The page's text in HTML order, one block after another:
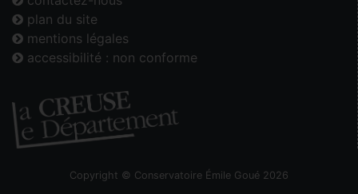
plan du site
mentions légales
accessibilité : non conforme
Copyright © Conservatoire Émile Goué 2026